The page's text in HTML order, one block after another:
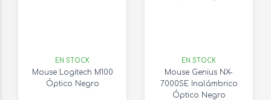
EN STOCK
Mouse Logitech M100
Óptico Negro
EN STOCK
Mouse Genius NX-
7000SE Inalámbrico
Óptico Negro